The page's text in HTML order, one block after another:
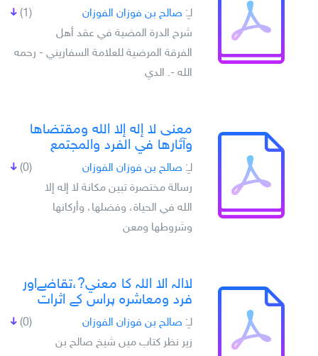
(1) لـِ: صالح بن فوزان الفوزان
شرح الدرة المضية في عقد أهل
الفرقة المرضية للعلامة السفاريني - رحمه
الله -. الدي
معنى لا إله إلا الله ومقتضاها
وآثارها في الفرد والمجتمع
(0) لـِ: صالح بن فوزان الفوزان
رسالة مختصرة تبين مكانة لا إله إلا
الله في الحياة، وفضلها، وأركانها
وشروطها ومعن
لاالہ الا اللہ کا معني?،تقاضےاور
فرد ومعاشرہ پراس کے اثرات
(0) لـِ: صالح بن فوزان الفوزان
زير نظر کتاب ميں شيخ صالح بن